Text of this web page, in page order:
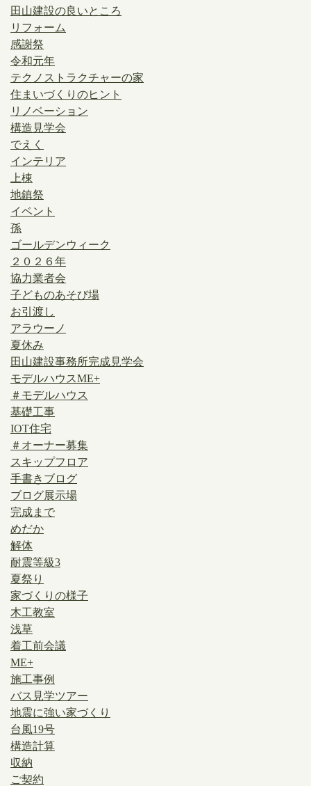
田山建設の良いところ
リフォーム
感謝祭
令和元年
テクノストラクチャーの家
住まいづくりのヒント
リノベーション
構造見学会
でえく
インテリア
上棟
地鎮祭
イベント
孫
ゴールデンウィーク
２０２６年
協力業者会
子どものあそび場
お引渡し
アラウーノ
夏休み
田山建設事務所完成見学会
モデルハウスME+
＃モデルハウス
基礎工事
IOT住宅
＃オーナー募集
スキップフロア
手書きブログ
ブログ展示場
完成まで
めだか
解体
耐震等級3
夏祭り
家づくりの様子
木工教室
浅草
着工前会議
ME+
施工事例
バス見学ツアー
地震に強い家づくり
台風19号
構造計算
収納
ご契約